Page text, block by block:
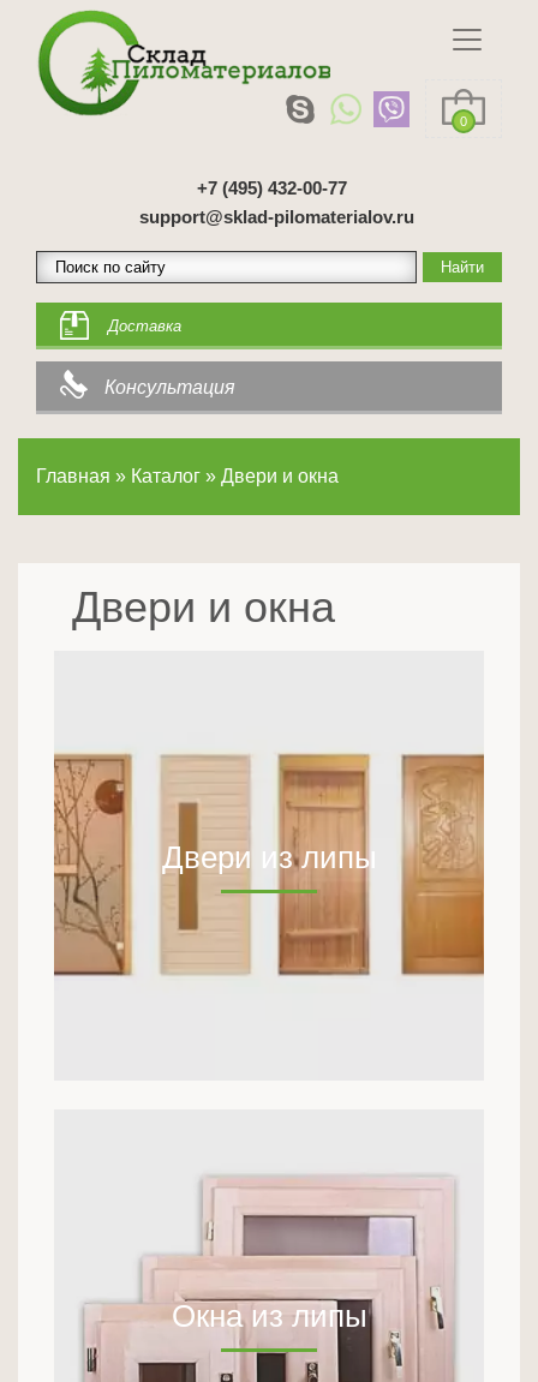
0
+7 (495) 432-00-77
support@sklad-pilomaterialov.ru
Доставка
Консультация
Главная » Каталог » Двери и окна
Двери и окна
Двери из липы
Окна из липы